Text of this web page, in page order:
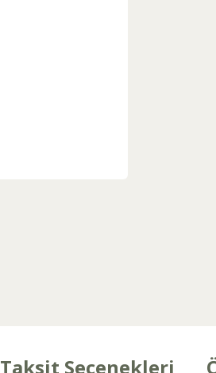
Taksit Seçenekleri